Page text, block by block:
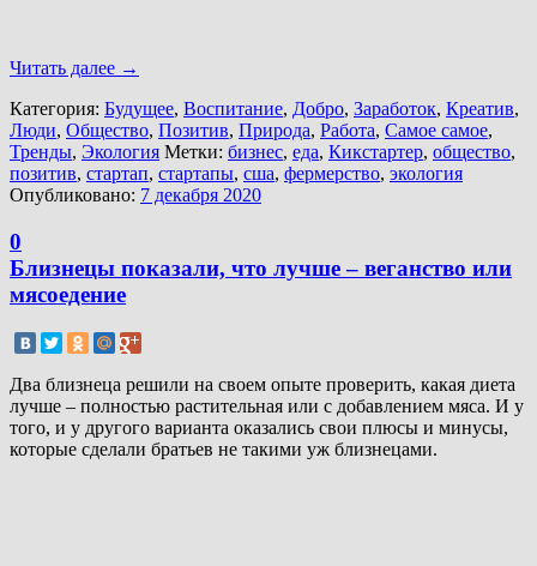
Читать далее →
Категория: Будущее, Воспитание, Добро, Заработок, Креатив,
Люди, Общество, Позитив, Природа, Работа, Самое самое,
Тренды, Экология Метки: бизнес, еда, Кикстартер, общество,
позитив, стартап, стартапы, сша, фермерство, экология
Опубликовано: 7 декабря 2020
0
Близнецы показали, что лучше – веганство или
мясоедение
Два близнеца решили на своем опыте проверить, какая диета
лучше – полностью растительная или с добавлением мяса. И у
того, и у другого варианта оказались свои плюсы и минусы,
которые сделали братьев не такими уж близнецами.